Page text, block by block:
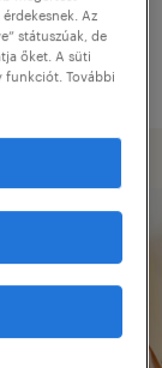
helyesen
Az
státuszúak, de
őket. A süti
funkciót. További